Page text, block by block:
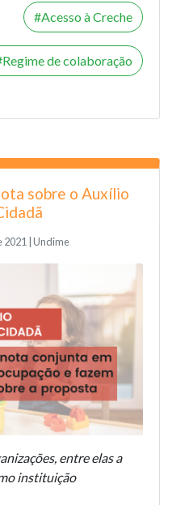
Acesso à Creche
Regime de colaboração
sobre o Auxílio
2021 | Undime
entre elas a
instituição